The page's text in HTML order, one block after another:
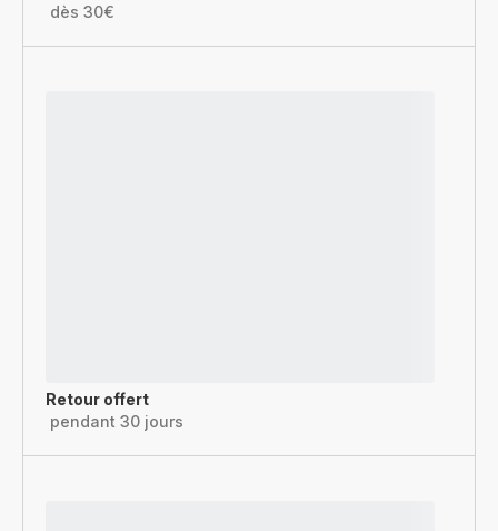
dès 30€
Retour offert
pendant 30 jours